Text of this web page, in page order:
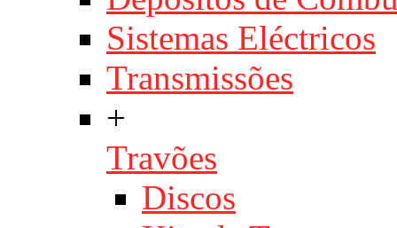
Sistemas Eléctricos
Transmissões
+
Travões
Discos